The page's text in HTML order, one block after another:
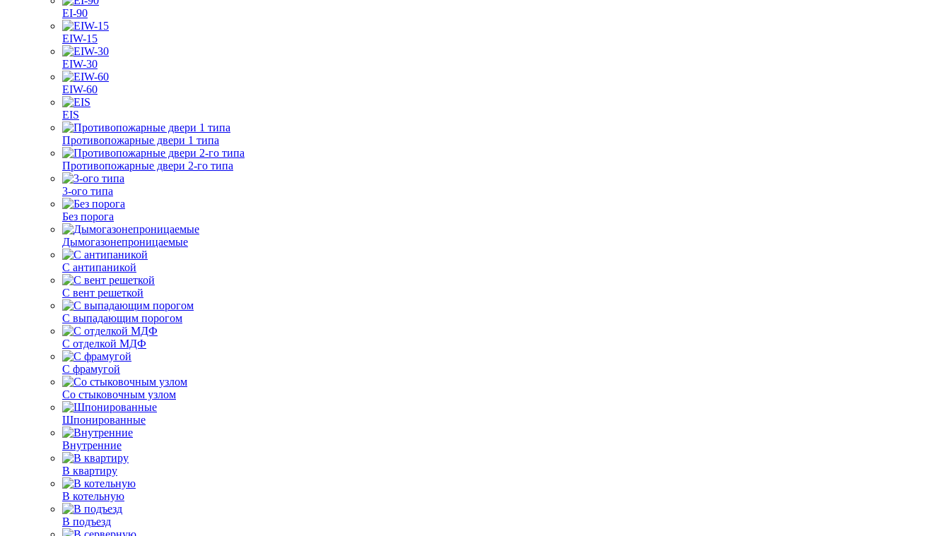
EI-90
EIW-15
EIW-30
EIW-60
EIS
Противопожарные двери 1 типа
Противопожарные двери 2-го типа
3-ого типа
Без порога
Дымогазонепроницаемые
С антипаникой
С вент решеткой
С выпадающим порогом
С отделкой МДФ
С фрамугой
Со стыковочным узлом
Шпонированные
Внутренние
В квартиру
В котельную
В подъезд